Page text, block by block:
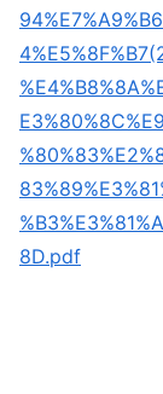
8D.pdf